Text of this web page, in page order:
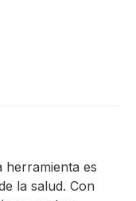
herramienta es
la salud. Con